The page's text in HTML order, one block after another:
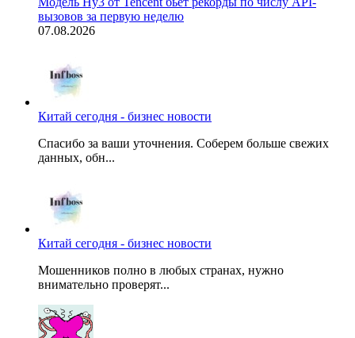
вызовов за первую неделю
07.08.2026
Китай сегодня - бизнес новости
Спасибо за ваши уточнения. Соберем больше свежих
данных, обн...
Китай сегодня - бизнес новости
Мошенников полно в любых странах, нужно
внимательно проверят...